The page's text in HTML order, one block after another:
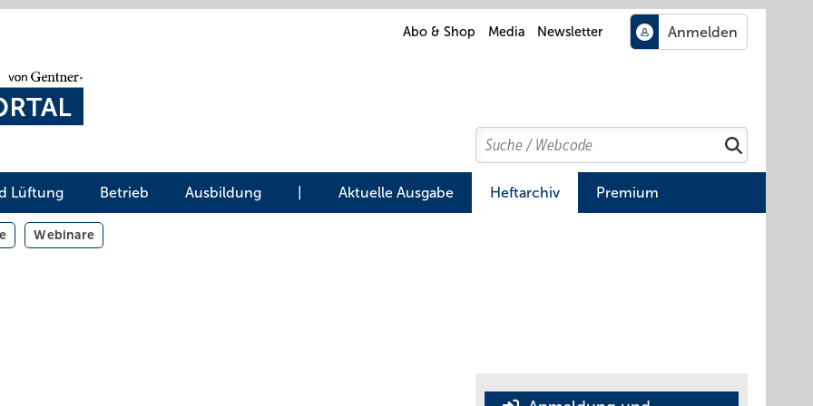
Abo & Shop Media Newsletter
Search
Suchen
Lüftung Betrieb Ausbildung Aktuelle Ausgabe Heftarchiv Premium
Webinare